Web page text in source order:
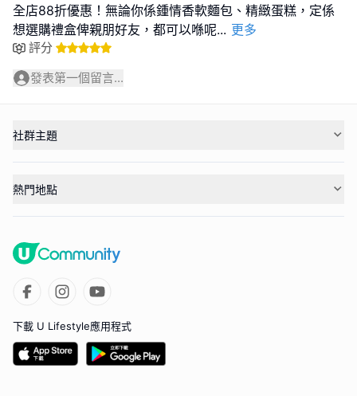
全店88折優惠！無論你係鍾情香軟麵包、精緻蛋糕，定係
想選購禮盒俾親朋好友，都可以喺呢... 更多
評分
發表第一個留言...
社群主題
熱門地點
下載 U Lifestyle應用程式